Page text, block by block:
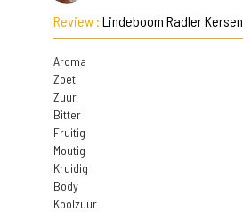
Review : Lindeboom Radler Kersen
Aroma
Zoet
Zuur
Bitter
Fruitig
Moutig
Kruidig
Body
Koolzuur